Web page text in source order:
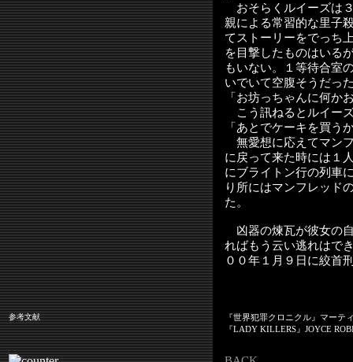
おそらくルイーズは
親による常習的な里子
てストーリーをでっち
を目撃したものはいる
もいない。１等待合室
いでいて空腹そうだっ
「お坊っちゃんに何か
こう訊ねるとルイー
「あとでケーキを買う
無愛想に応えてマン
に戻って来た時には１
にブライトン行の列車
り所にはマンフレッド
た。
凶器の煉瓦が彼女の
ればもう云い逃れはで
００年１月９日に絞首
参考文献
『世界犯罪クロニクル』マーテ
『LADY KILLERS』JOYCE